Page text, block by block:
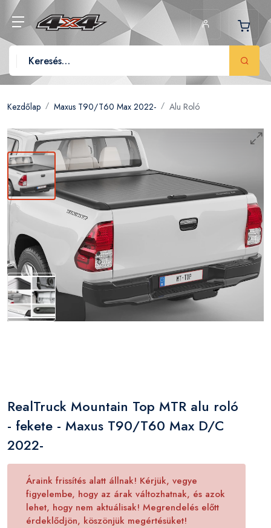
Kezdőlap Maxus T90/T60 Max 2022- Alu Roló
RealTruck Mountain Top MTR alu roló
- fekete - Maxus T90/T60 Max D/C
2022-
Áraink frissítés alatt állnak! Kérjük, vegye
figyelembe, hogy az árak változhatnak, és azok
lehet, hogy nem aktuálisak! Megrendelés előtt
érdeklődjön, köszönjük megértésüket!